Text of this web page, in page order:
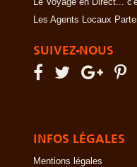
Le Voyage en Direct...
Les Agents Locaux
SUIVEZ-NOUS
INFOS LÉGALES
Mentions légales